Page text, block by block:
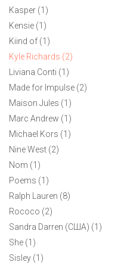
Коктейльное платье
4700 ₽
Яркое коктейльное платье
американского бренда Kyle
Kasper (1)
Kensie (1)
Kiind of (1)
Kyle Richards (2)
Liviana Conti (1)
Made for Impulse (2)
Maison Jules (1)
Marc Andrew (1)
Michael Kors (1)
Nine West (2)
Nom (1)
Poems (1)
Ralph Lauren (8)
Rococo (2)
Sandra Darren (США) (1)
She (1)
Sisley (1)